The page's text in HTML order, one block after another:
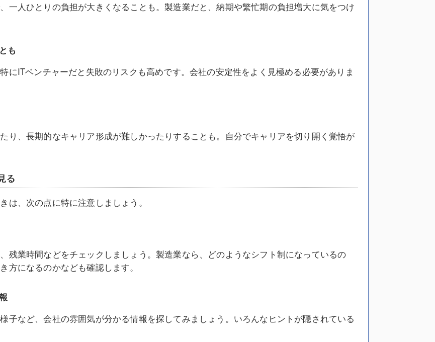
一人ひとりの負担が大きくなることも。製造業だと、納期や繁忙期の負担増大に気をつけ
も
にITベンチャーだと失敗のリスクも高めです。会社の安定性をよく見極める必要がありま
り、長期的なキャリア形成が難しかったりすることも。自分でキャリアを切り開く覚悟が
る
は、次の点に特に注意しましょう。
残業時間などをチェックしましょう。製造業なら、どのようなシフト制になっているの
方になるのかなども確認します。
子など、会社の雰囲気が分かる情報を探してみましょう。いろんなヒントが隠されている